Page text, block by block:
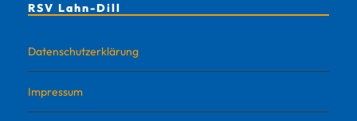
RSV Lahn-Dill
Datenschutzerklärung
Impressum